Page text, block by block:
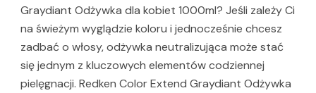
Graydiant Odżywka dla kobiet 1000ml? Jeśli zależy Ci
na świeżym wyglądzie koloru i jednocześnie chcesz
zadbać o włosy, odżywka neutralizująca może stać
się jednym z kluczowych elementów codziennej
pielęgnacji. Redken Color Extend Graydiant Odżywka